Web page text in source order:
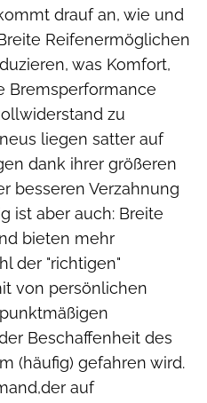
drauf an, wie und
Reifenermöglichen
was Komfort,
Bremsperformance
zu
liegen satter auf
dank ihrer größeren
besseren Verzahnung
ist aber auch: Breite
bieten mehr
der "richtigen"
von persönlichen
Beschaffenheit des
(häufig) gefahren wird.
auf